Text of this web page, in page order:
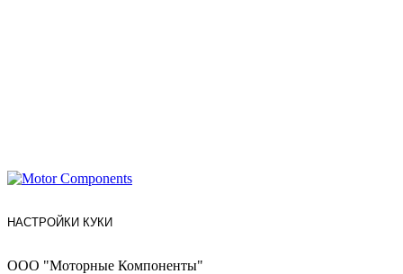
НАСТРОЙКИ КУКИ
ООО "Моторные Компоненты"